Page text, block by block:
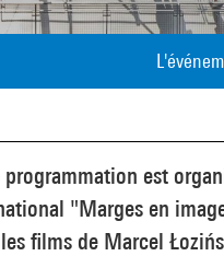
programmation est
"Marges en
films de Marcel